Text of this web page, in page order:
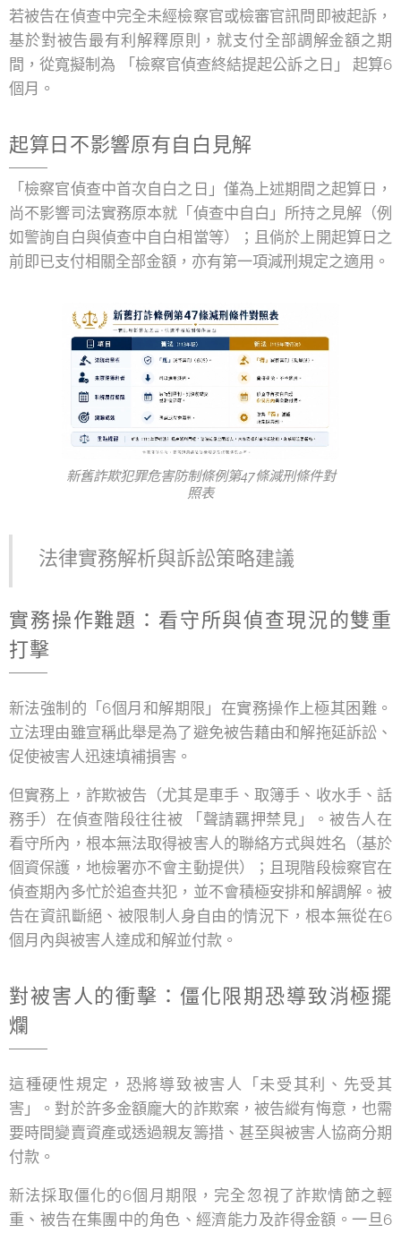
若被告在偵查中完全未經檢察官或檢審官訊問即被起訴，
基於對被告最有利解釋原則，就支付全部調解金額之期
間，從寬擬制為 「檢察官偵查終結提起公訴之日」 起算6
個月。
起算日不影響原有自白見解
「檢察官偵查中首次自白之日」僅為上述期間之起算日，
尚不影響司法實務原本就「偵查中自白」所持之見解（例
如警詢自白與偵查中自白相當等）；且倘於上開起算日之
前即已支付相關全部金額，亦有第一項減刑規定之適用。
新舊詐欺犯罪危害防制條例第47條減刑條件對
照表
法律實務解析與訴訟策略建議
實務操作難題：看守所與偵查現況的雙重
打擊
新法強制的「6個月和解期限」在實務操作上極其困難。
立法理由雖宣稱此舉是為了避免被告藉由和解拖延訴訟、
促使被害人迅速填補損害。
但實務上，詐欺被告（尤其是車手、取簿手、收水手、話
務手）在偵查階段往往被 「聲請羈押禁見」。被告人在
看守所內，根本無法取得被害人的聯絡方式與姓名（基於
個資保護，地檢署亦不會主動提供）；且現階段檢察官在
偵查期內多忙於追查共犯，並不會積極安排和解調解。被
告在資訊斷絕、被限制人身自由的情況下，根本無從在6
個月內與被害人達成和解並付款。
對被害人的衝擊：僵化限期恐導致消極擺
爛
這種硬性規定，恐將導致被害人「未受其利、先受其
害」。對於許多金額龐大的詐欺案，被告縱有悔意，也需
要時間變賣資產或透過親友籌措、甚至與被害人協商分期
付款。
新法採取僵化的6個月期限，完全忽視了詐欺情節之輕
重、被告在集團中的角色、經濟能力及詐得金額。一旦6